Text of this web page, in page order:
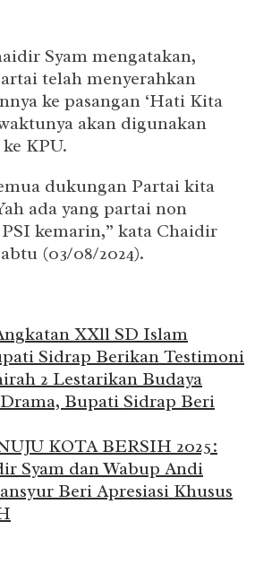
Syam mengatakan,
telah menyerahkan
ke pasangan ‘Hati Kita
akan digunakan
KPU.
dukungan Partai kita
ada yang partai non
kemarin,” kata Chaidir
(03/08/2024).
XXll SD Islam
Sidrap Berikan Testimoni
2 Lestarikan Budaya
Bupati Sidrap Beri
KOTA BERSIH 2025:
Syam dan Wabup Andi
Beri Apresiasi Khusus